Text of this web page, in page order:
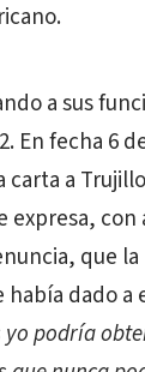
a sus
En fecha 6
carta a
expresa,
que la
había dado
podría